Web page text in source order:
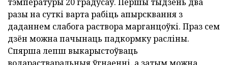
разы на суткі варта рабіць апырсквання з
даданнем слабога раствора марганцоўкі. Праз сем
дзён можна пачынаць падкормку расліны.
Спярша лепш выкарыстоўваць